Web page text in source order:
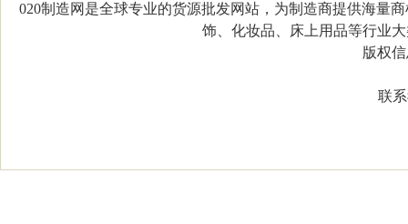
020制造网是全球专业的货源批发网站，为制造商提供海量
饰、化妆品、床上用品等行业
版权信
联